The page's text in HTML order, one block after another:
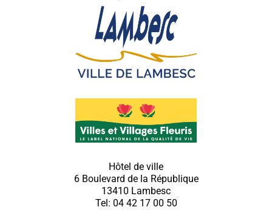
Hôtel de ville
6 Boulevard de la République
13410 Lambesc
Tel: 04 42 17 00 50